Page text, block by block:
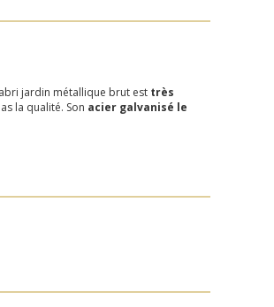
jardin métallique brut est très
la qualité. Son acier galvanisé le